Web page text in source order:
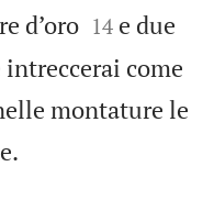
d’oro
14 e due
intreccerai come
montature le